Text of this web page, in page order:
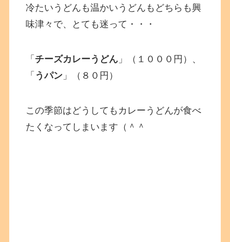
冷たいうどんも温かいうどんもどちらも興
味津々で、とても迷って・・・
「 チーズカレーうどん 」（１０００円）、
「 うパン 」（８０円）
この季節はどうしてもカレーうどんが食べ
たくなってしまいます（＾＾